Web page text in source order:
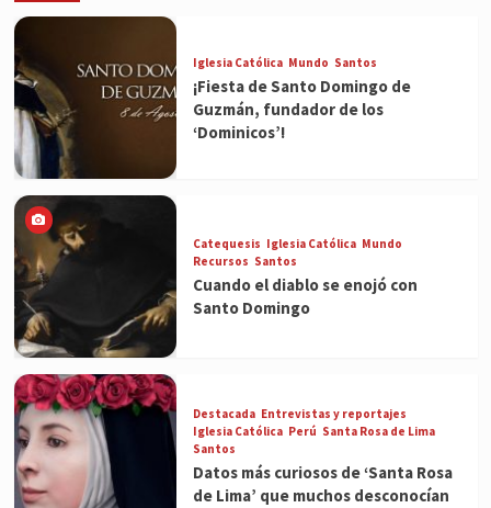
Iglesia Católica Mundo Santos
¡Fiesta de Santo Domingo de
Guzmán, fundador de los
‘Dominicos’!
Catequesis Iglesia Católica Mundo
Recursos Santos
Cuando el diablo se enojó con
Santo Domingo
Destacada Entrevistas y reportajes
Iglesia Católica Perú Santa Rosa de Lima
Santos
Datos más curiosos de ‘Santa Rosa
de Lima’ que muchos desconocían